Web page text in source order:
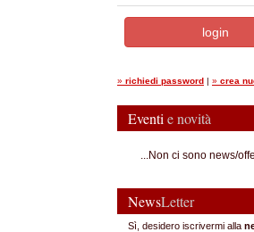
» richiedi password | » crea
Eventi e novità
...Non ci sono news/
NewsLetter
Sì, desidero iscrivermi alla